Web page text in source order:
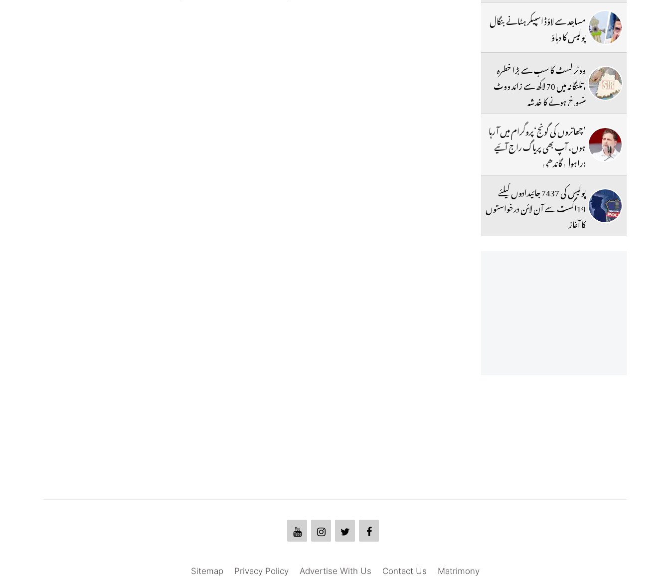
مساجد سے لاؤڈ اسپیکر ہٹانے بنگال
پولیس کا دباؤ
ووٹر لسٹ کا سب سے بڑا خطرہ
،تلنگانہ میں 70 لاکھ سے زائد ووٹ
منسوخ ہونے کا خدشہ
’چھاتروں کی گونج‘پروگرام میں آ رہا
ہوں، آپ بھی پریاگ راج آئیے
:راہول گاندھی
پولیس کی 7437 جائیدادوں کیلئے
19اگست سے آن لائن درخواستوں
کا آغاز
Matrimony
Contact Us
Advertise With Us
Privacy Policy
Sitemap